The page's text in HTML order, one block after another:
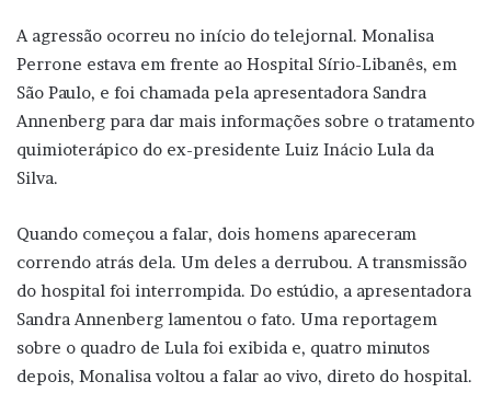
A agressão ocorreu no início do telejornal. Monalisa
Perrone estava em frente ao Hospital Sírio-Libanês, em
São Paulo, e foi chamada pela apresentadora Sandra
Annenberg para dar mais informações sobre o tratamento
quimioterápico do ex-presidente Luiz Inácio Lula da
Silva.
Quando começou a falar, dois homens apareceram
correndo atrás dela. Um deles a derrubou. A transmissão
do hospital foi interrompida. Do estúdio, a apresentadora
Sandra Annenberg lamentou o fato. Uma reportagem
sobre o quadro de Lula foi exibida e, quatro minutos
depois, Monalisa voltou a falar ao vivo, direto do hospital.